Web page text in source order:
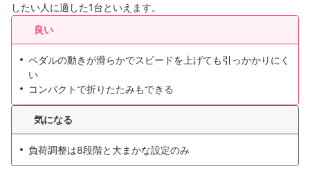
したい人に適した1台といえます。
良い
ペダルの動きが滑らかでスピードを上げても引っかかりにく
い
コンパクトで折りたたみもできる
気になる
負荷調整は8段階と大まかな設定のみ